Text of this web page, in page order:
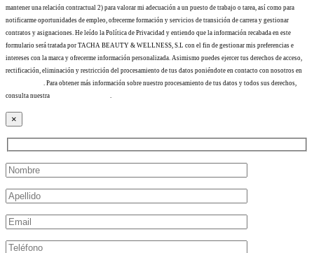
mantener una relación contractual 2) para valorar mi adecuación a un puesto de trabajo o tarea, así como para
notificarme oportunidades de empleo, ofrecerme formación y servicios de transición de carrera y gestionar
contratos y asignaciones. He leído la Política de Privacidad y entiendo que la información recabada en este
formulario será tratada por TACHA BEAUTY & WELLNESS, S.L con el fin de gestionar mis preferencias e
intereses con la marca y ofrecerme información personalizada. Asimismo puedes ejercer tus derechos de acceso,
rectificación, eliminación y restricción del procesamiento de tus datos poniéndote en contacto con nosotros en
. Para obtener más información sobre nuestro procesamiento de tus datos y todos sus derechos,
consulta nuestra
.
×